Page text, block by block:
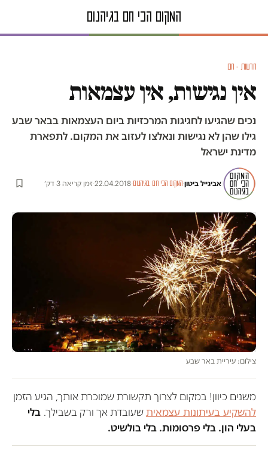
חדשות · חם
אין נגישות, אין עצמאות
נכים שהגיעו לחגיגות המרכזיות ביום העצמאות בבאר שבע
גילו שהן לא נגישות ונאלצו לעזוב את המקום. לתפארת
מדינת ישראל
אביגייל ביטון·המקום הכי חם בגיהנום·
22.04.2018
·זמן קריאה 3 דק׳
צילום: עיריית באר שבע
משנים כיוון! במקום לצרוך תקשורת שמוכרת אותך, הגיע הזמן
להשקיע בעיתונות עצמאיתשעובדת אך ורק בשבילך. בלי
בעלי הון. בלי פרסומות. בלי בולשיט.